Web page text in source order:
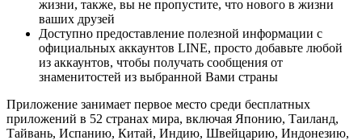
жизни, также, вы не пропустите, что нового в жизни
ваших друзей
Доступно предоставление полезной информации с
официальных аккаунтов LINE, просто добавьте любой
из аккаунтов, чтобы получать сообщения от
знаменитостей из выбранной Вами страны
Приложение занимает первое место среди бесплатных
приложений в 52 странах мира, включая Японию, Таиланд,
Тайвань, Испанию, Китай, Индию, Швейцарию, Индонезию,